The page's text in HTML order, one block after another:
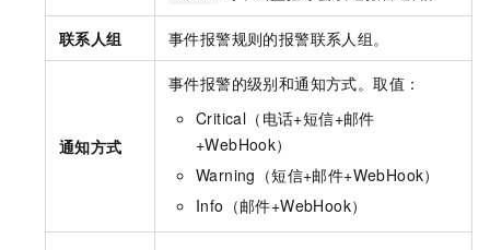
联系人组 事件报警规则的报警联系人组。
通知方式
事件报警的级别和通知方式。取值：
Critical（电话+短信+邮件
+WebHook）
Warning（短信+邮件+WebHook）
Info（邮件+WebHook）